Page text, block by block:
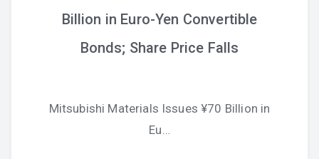
Billion in Euro-Yen Convertible
Bonds; Share Price Falls
Mitsubishi Materials Issues ¥70 Billion in
Eu…